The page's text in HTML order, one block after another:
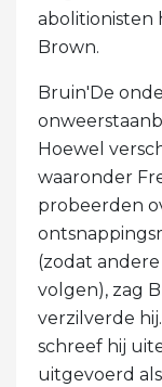
abolitionisten
Brown.
Bruin'De
Hoewel
waaronder
probeerden
(zodat
volgen), zag
verzilverde
schreef hij
uitgevoerd